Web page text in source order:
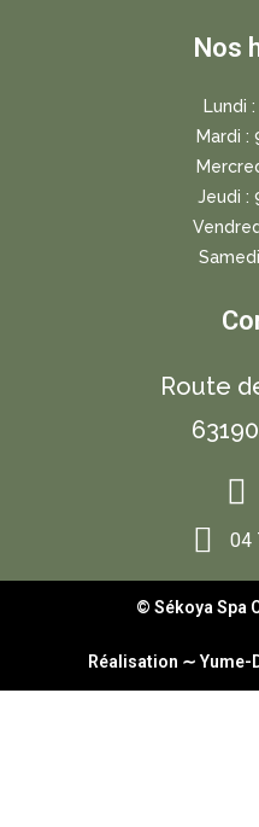
Nos
Lundi :
Mardi :
Jeudi :
Route
04
© Sékoya Spa
Réalisation ∼Yume-